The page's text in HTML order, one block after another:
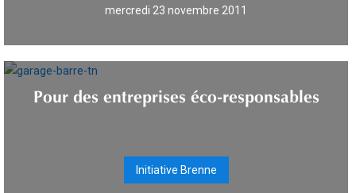
mercredi 23 novembre 2011
Pour des entreprises éco-responsables
Initiative Brenne